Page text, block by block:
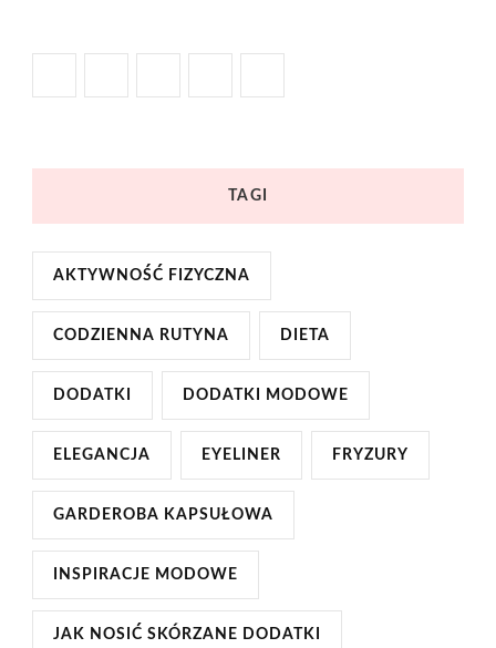
TAGI
AKTYWNOŚĆ FIZYCZNA
CODZIENNA RUTYNA DIETA
DODATKI DODATKI MODOWE
ELEGANCJA EYELINER FRYZURY
GARDEROBA KAPSUŁOWA
INSPIRACJE MODOWE
JAK NOSIĆ SKÓRZANE DODATKI